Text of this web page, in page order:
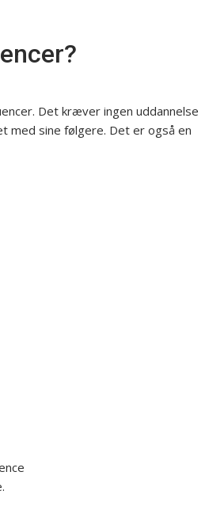
Det kræver ingen uddannelse
med sine følgere. Det er også en